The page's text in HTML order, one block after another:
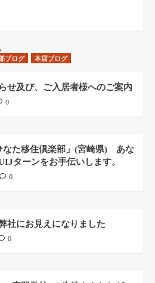
ブログ 本店ブログ
せ及び、ご入居者様へのご案内
0
なた移住倶楽部」(宮崎県) あな
ターンをお手伝いします。
0
社にお見えになりました
0